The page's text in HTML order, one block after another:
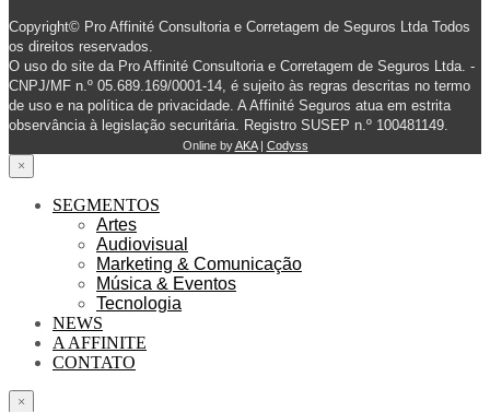
Copyright© Pro Affinité Consultoria e Corretagem de Seguros Ltda Todos
os direitos reservados.
O uso do site da Pro Affinité Consultoria e Corretagem de Seguros Ltda. -
CNPJ/MF n.º 05.689.169/0001-14, é sujeito às regras descritas no termo
de uso e na política de privacidade. A Affinité Seguros atua em estrita
observância à legislação securitária. Registro SUSEP n.º 100481149.
Online byAKA| Codyss
×
SEGMENTOS
Artes
Audiovisual
Marketing & Comunicação
Música & Eventos
Tecnologia
NEWS
A AFFINITE
CONTATO
×